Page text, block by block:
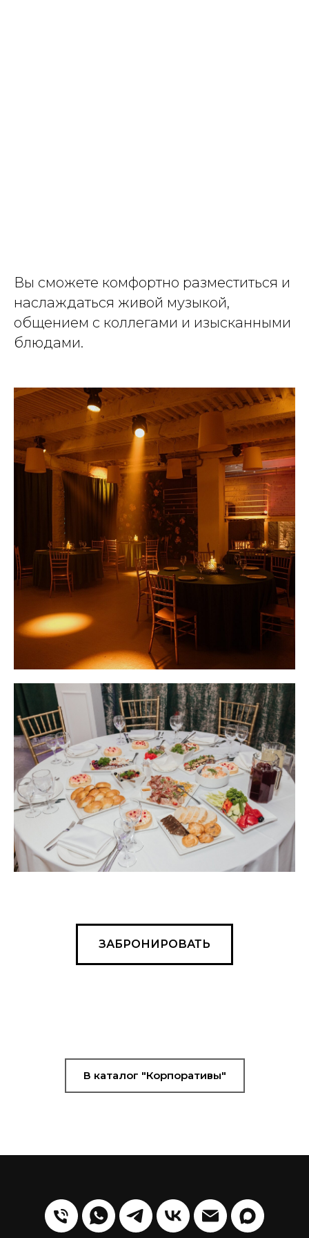
Вы сможете комфортно разместиться и
наслаждаться живой музыкой,
общением с коллегами и изысканными
блюдами.
ЗАБРОНИРОВАТЬ
В каталог "Корпоративы"